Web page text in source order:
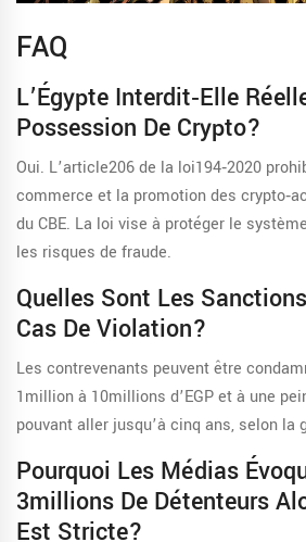
FAQ
L’Égypte Interdit‑elle
Possession De Crypto?
Oui. L’article206 de la loi194‑2020
commerce et la promotion des
du CBE. La loi vise à protéger le
les risques de fraude.
Quelles Sont Les
Cas De Violation?
Les contrevenants peuvent être
1million à 10millions d’EGP et à une
pouvant aller jusqu’à cinq ans, selon la
Pourquoi Les Médias
3millions De Détenteurs
Est Stricte?